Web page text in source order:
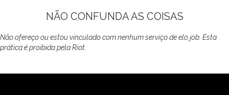
NÃO CONFUNDA AS COISAS
Não ofereço ou estou vinculado com nenhum serviço de elo job. Esta
prática é proibida pela Riot.